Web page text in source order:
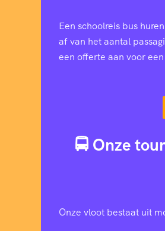
Een schoolreis bus
af van het aantal
een offerte aan voor
🚍 Onze
Onze vloot bestaat uit